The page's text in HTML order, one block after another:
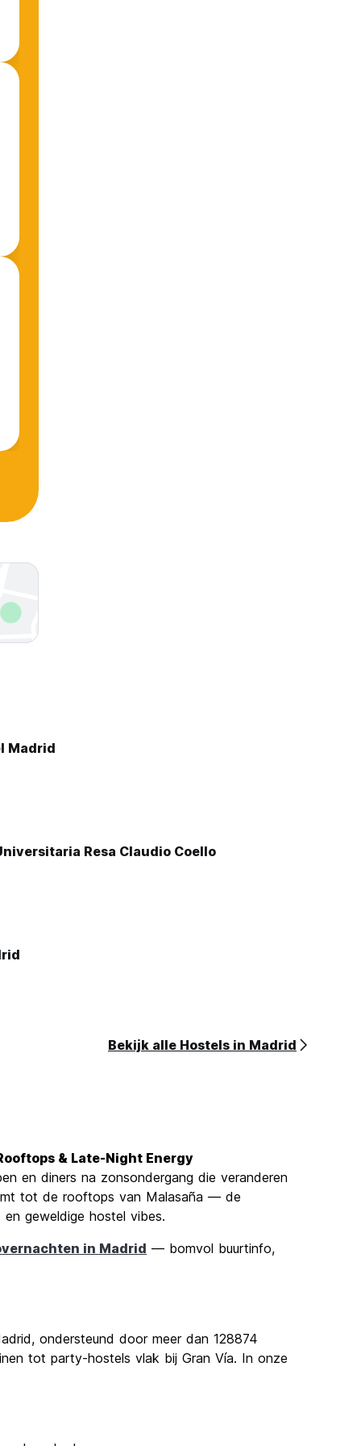
Madrid
Resa Claudio Coello
Bekijk alle Hostels in Madrid
& Late-Night Energy
en diners na zonsondergang die veranderen
tot de rooftops van Malasaña — de
geweldige hostel vibes.
in Madrid — bomvol buurtinfo,
ondersteund door meer dan 128874
tot party-hostels vlak bij Gran Vía. In onze